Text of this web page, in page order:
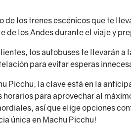
de los trenes escénicos que te
los Andes durante el viaje y
los autobuses te llevarán
para evitar esperas
Picchu, la clave está en la
para aprovechar al
así que elige opciones
única en Machu Picchu!